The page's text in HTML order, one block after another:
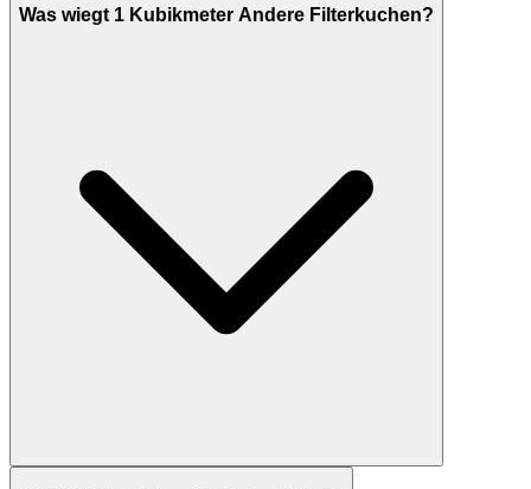
Was wiegt 1 Kubikmeter Andere Filterkuchen?